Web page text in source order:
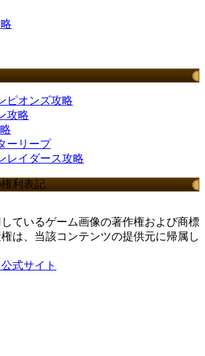
ピオンズ攻略
攻略
ーリープ
レイダース攻略
利表記
ているゲーム画像の著作権および商標
は、当該コンテンツの提供元に帰属し
式サイト